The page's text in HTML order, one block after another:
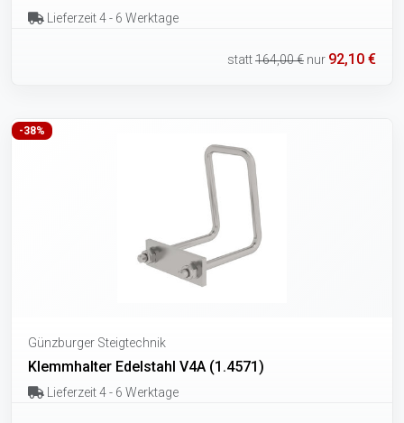
Lieferzeit 4 - 6 Werktage
statt164,00 € nur 92,10 €
-38%
Günzburger Steigtechnik
Klemmhalter Edelstahl V4A (1.4571)
Lieferzeit 4 - 6 Werktage